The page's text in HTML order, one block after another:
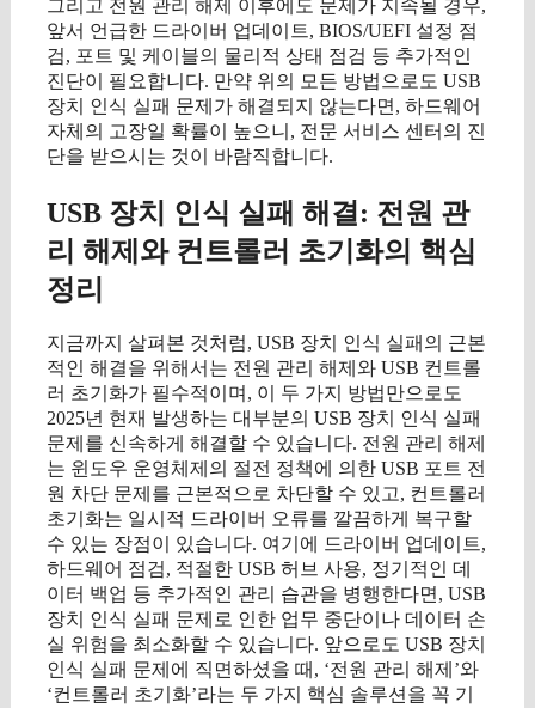
그리고 전원 관리 해제 이후에도 문제가 지속될 경우,
앞서 언급한 드라이버 업데이트, BIOS/UEFI 설정 점
검, 포트 및 케이블의 물리적 상태 점검 등 추가적인
진단이 필요합니다. 만약 위의 모든 방법으로도 USB
장치 인식 실패 문제가 해결되지 않는다면, 하드웨어
자체의 고장일 확률이 높으니, 전문 서비스 센터의 진
단을 받으시는 것이 바람직합니다.
USB 장치 인식 실패 해결: 전원 관
리 해제와 컨트롤러 초기화의 핵심
정리
지금까지 살펴본 것처럼, USB 장치 인식 실패의 근본
적인 해결을 위해서는 전원 관리 해제와 USB 컨트롤
러 초기화가 필수적이며, 이 두 가지 방법만으로도
2025년 현재 발생하는 대부분의 USB 장치 인식 실패
문제를 신속하게 해결할 수 있습니다. 전원 관리 해제
는 윈도우 운영체제의 절전 정책에 의한 USB 포트 전
원 차단 문제를 근본적으로 차단할 수 있고, 컨트롤러
초기화는 일시적 드라이버 오류를 깔끔하게 복구할
수 있는 장점이 있습니다. 여기에 드라이버 업데이트,
하드웨어 점검, 적절한 USB 허브 사용, 정기적인 데
이터 백업 등 추가적인 관리 습관을 병행한다면, USB
장치 인식 실패 문제로 인한 업무 중단이나 데이터 손
실 위험을 최소화할 수 있습니다. 앞으로도 USB 장치
인식 실패 문제에 직면하셨을 때, ‘전원 관리 해제’와
‘컨트롤러 초기화’라는 두 가지 핵심 솔루션을 꼭 기